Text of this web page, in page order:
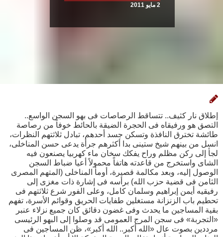
2 مايو 2011
إطلاق نار كثيف.. تتساقط الرصاصات فى بهو السجن الواسع..
التصق هو ورفيقاه فى الحجرة الضيقة بالحائط خوفاً من رصاصة
طائشة تخترق النافذة وتسكن جسد أحدهم، تبادل ثلاثتهم النظرات،
انسل من بينهم شيخ ستينى بدا أكثرهم جرأة يدعى حسن المناخلى،
لجأ إلى ركن مظلم وراح يفكك سخان ماء كهربيا يصنعون فيه
الشاى واستخرج من قاعدته هاتفاً محمولاً أعيا ضباط السجن
الوصول إليه، وبعد مكالمة قصيرة، أومأ المناخلى (المتهم المصرى
الثامن فى قضية حزب الله) برأسه فى إشارة ذات مغزى إلى
رفيقيه أيمن إبراهيم وسلمان كامل، وعلى الفور شرع ثلاثتهم فى
تحطيم باب الزنزانة مستغلين طفايات الحريق وقوائم الأسرة، تفهم
بقية المساجين ما يحدث وفى غضون دقائق كان جميع نزلاء عنبر
«التجربة» فى سجن المرج العمومى قد وصلوا إلى البهو الرئيسى
مرددين بصوت عال «الله أكبر.. الله أكبر»، ظن المساجين فى